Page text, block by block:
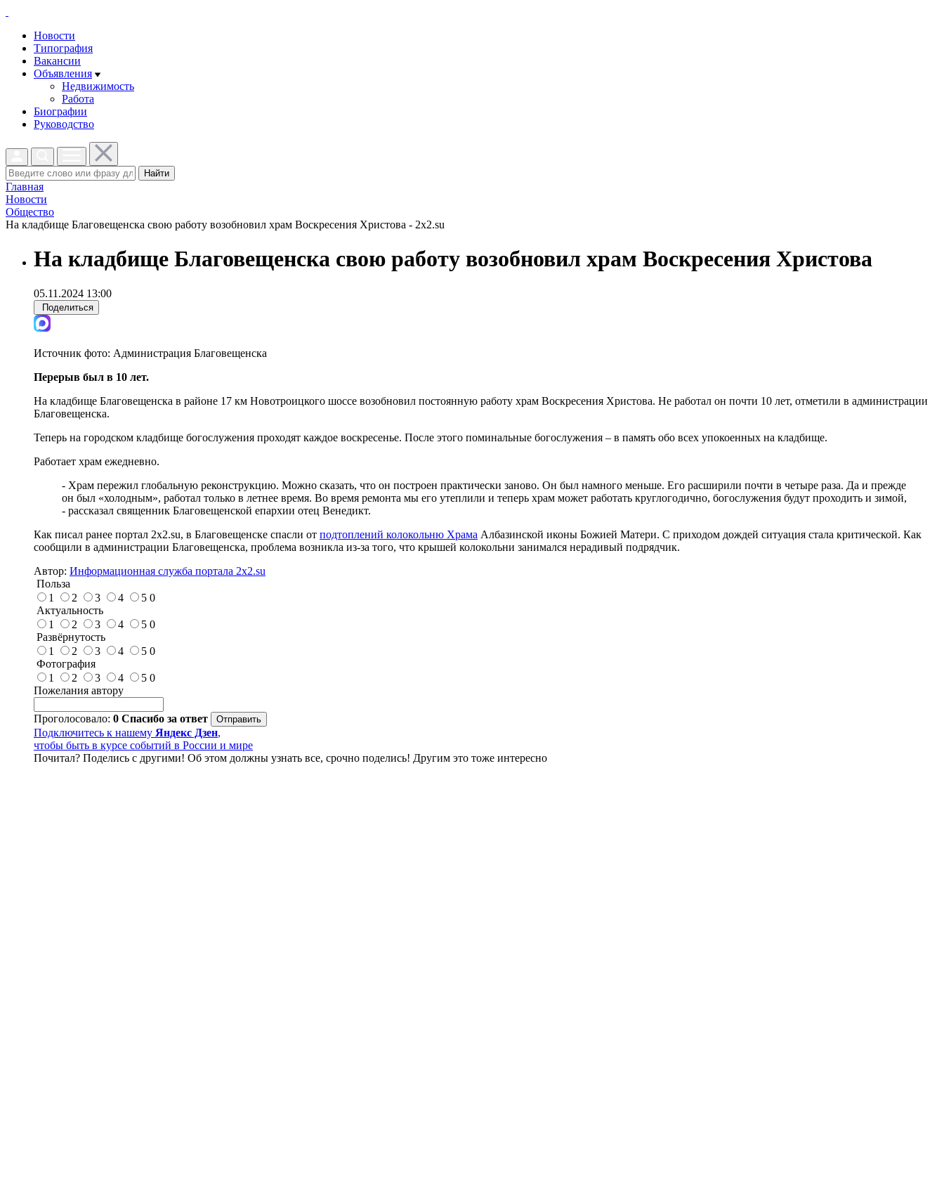
Новости
Типография
Вакансии
Объявления
Недвижимость
Работа
Биографии
Руководство
Найти
Главная
Новости
Общество
На кладбище Благовещенска свою работу возобновил храм Воскресения Христова - 2x2.su
На кладбище Благовещенска свою работу возобновил храм Воскресения Христова
05.11.2024 13:00
Поделиться
Источник фото: Администрация Благовещенска
Перерыв был в 10 лет.
На кладбище Благовещенска в районе 17 км Новотроицкого шоссе возобновил постоянную работу храм Воскресения Христова. Не работал он почти 10 лет, отметили в администрации
Благовещенска.
Теперь на городском кладбище богослужения проходят каждое воскресенье. После этого поминальные богослужения – в память обо всех упокоенных на кладбище.
Работает храм ежедневно.
- Храм пережил глобальную реконструкцию. Можно сказать, что он построен практически заново. Он был намного меньше. Его расширили почти в четыре раза. Да и прежде
он был «холодным», работал только в летнее время. Во время ремонта мы его утеплили и теперь храм может работать круглогодично, богослужения будут проходить и зимой,
- рассказал священник Благовещенской епархии отец Венедикт.
Как писал ранее портал 2х2.su, в Благовещенске спасли от подтоплений колокольню Храма Албазинской иконы Божией Матери. С приходом дождей ситуация стала критической. Как
сообщили в администрации Благовещенска, проблема возникла из-за того, что крышей колокольни занимался нерадивый подрядчик.
Автор: Информационная служба портала 2x2.su
Польза
1
2 3 4 5 0
Актуальность
1
2 3 4 5 0
Развёрнутость
1
2 3 4 5 0
Фотография
1
2 3 4 5 0
Пожелания автору
Проголосовало: 0 Спасибо за ответ
Подключитесь к нашему Яндекс Дзен,
чтобы быть в курсе событий в России и мире
Почитал? Поделись с другими! Об этом должны узнать все, срочно поделись! Другим это тоже интересно